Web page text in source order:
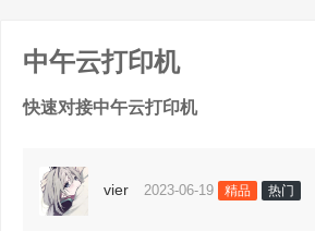
中午云打印机
快速对接中午云打印机
vier 2023-06-19 精品 热门